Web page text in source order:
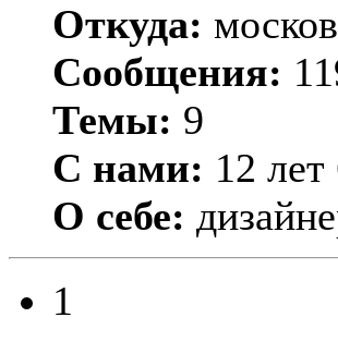
Откуда:
Сообщения:
Темы: 9
С нами: 12
О себе:
1